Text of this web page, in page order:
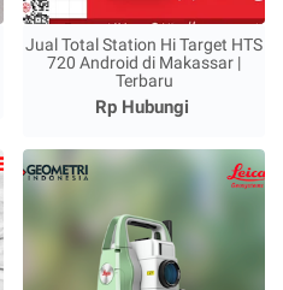
Jual Total Station Hi Target HTS
720 Android di Makassar |
Terbaru
Rp Hubungi